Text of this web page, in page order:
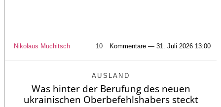
Nikolaus Muchitsch 10 Kommentare — 31. Juli 2026 13:00
AUSLAND
Was hinter der Berufung des neuen
ukrainischen Oberbefehlshabers steckt